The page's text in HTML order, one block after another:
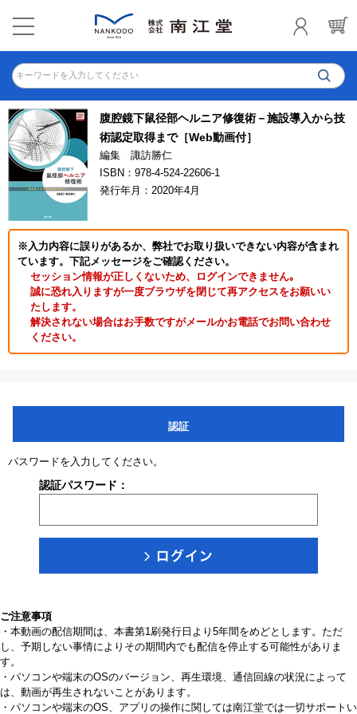
キーワードを入力してください
腹腔鏡下鼠径部ヘルニア修復術－施設導入から技
術認定取得まで［Web動画付］
編集 諏訪勝仁
ISBN：978-4-524-22606-1
発行年月：2020年4月
※入力内容に誤りがあるか、弊社でお取り扱いできない内容が含まれ
ています。下記メッセージをご確認ください。
セッション情報が正しくないため、ログインできません｡
誠に恐れ入りますが一度ブラウザを閉じて再アクセスをお願いい
たします。
解決されない場合はお手数ですがメールかお電話でお問い合わせ
ください。
認証
パスワードを入力してください。
認証パスワード：
ご注意事項
・本動画の配信期間は、本書第1刷発行日より5年間をめどとします。ただ
し、予期しない事情によりその期間内でも配信を停止する可能性がありま
す。
・パソコンや端末のOSのバージョン、再生環境、通信回線の状況によって
は、動画が再生されないことがあります。
・パソコンや端末のOS、アプリの操作に関しては南江堂では一切サポートい